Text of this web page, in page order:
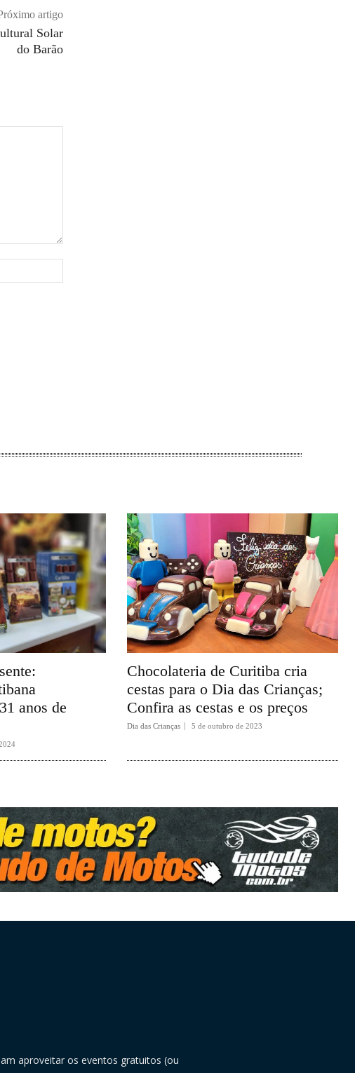
artigo
Solar
do Barão
anos de
Chocolateria de Curitiba cria
cestas para o Dia das Crianças;
Confira as cestas e os preços
Dia das Crianças 5 de outubro de 2023
aproveitar os eventos gratuitos (ou